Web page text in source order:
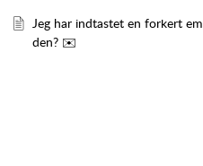
Jeg har indtastet en forkert
den? ✉️